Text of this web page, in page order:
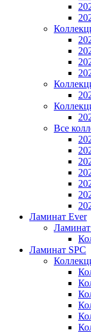
Все
Ламинат Ever
Ламинат
Ламинат SPC